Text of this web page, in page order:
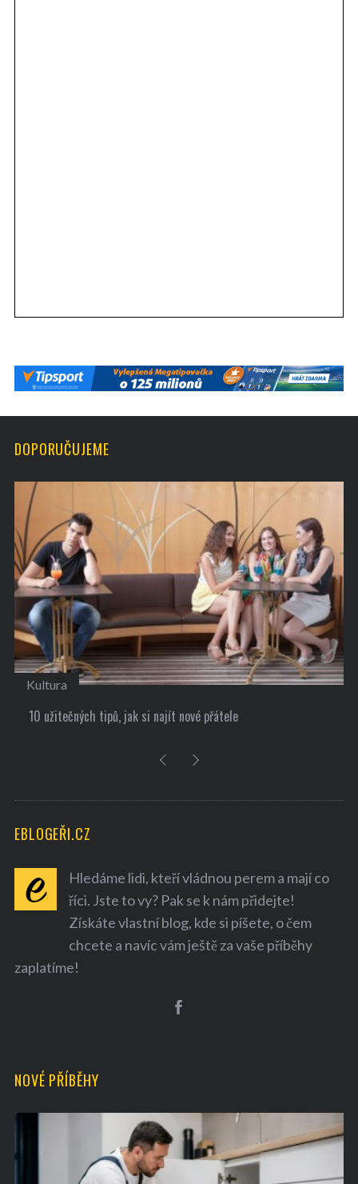
DOPORUČUJEME
Kultura
10 užitečných tipů, jak si najít nové přátele
EBLOGEŘI.CZ
Hledáme lidi, kteří vládnou perem a mají co
říci. Jste to vy? Pak se k nám přidejte!
Získáte vlastní blog, kde si píšete, o čem
chcete a navíc vám ještě za vaše příběhy
zaplatíme!
NOVÉ PŘÍBĚHY